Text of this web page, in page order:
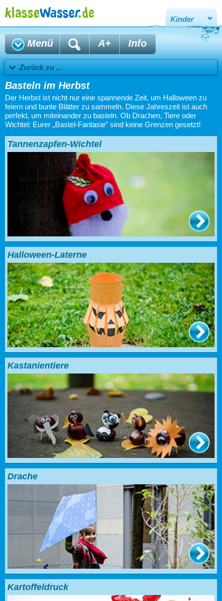
Kinder
Menü A+ Info
Zurück zu ...
Basteln im Herbst
Der Herbst ist nicht nur eine spannende Zeit, um Halloween zu
feiern und bunte Blätter zu sammeln. Diese Jahreszeit ist auch
perfekt, um miteinander zu basteln. Ob Drachen, Tiere oder
Wichtel: Eurer „Bastel-Fantasie” sind keine Grenzen gesetzt!
Tannenzapfen-Wichtel
Halloween-Laterne
Kastanientiere
Drache
Kartoffeldruck